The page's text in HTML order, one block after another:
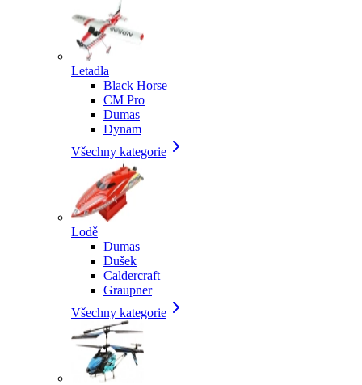
Letadla
Black Horse
CM Pro
Dumas
Dynam
Všechny kategorie
Lodě
Dumas
Dušek
Caldercraft
Graupner
Všechny kategorie